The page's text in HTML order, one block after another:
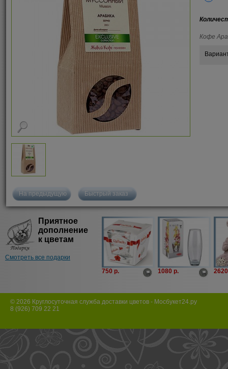
На предыдущую Быстрый заказ
Кофе
Приятное
дополнение
к цветам
Смотреть все подарки
750 p.
1080 p.
© 2026 Круглосуточная служба доставки цветов - Мосбукет24.ру
8 (926) 709 22 21